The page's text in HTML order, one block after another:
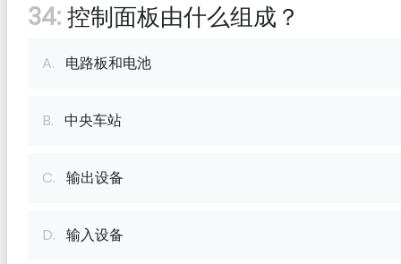
34:控制面板由什么组成？
A. 电路板和电池
B. 中央车站
C. 输出设备
D. 输入设备